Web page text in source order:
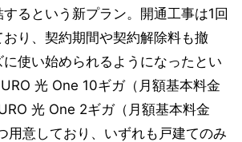
るという新プラン。開通工事は1回
り、契約期間や契約解除料も撤
使い始められるようになったとい
光 One 10ギガ（月額基本料金
光 One 2ギガ（月額基本料金
用意しており、いずれも戸建てのみ